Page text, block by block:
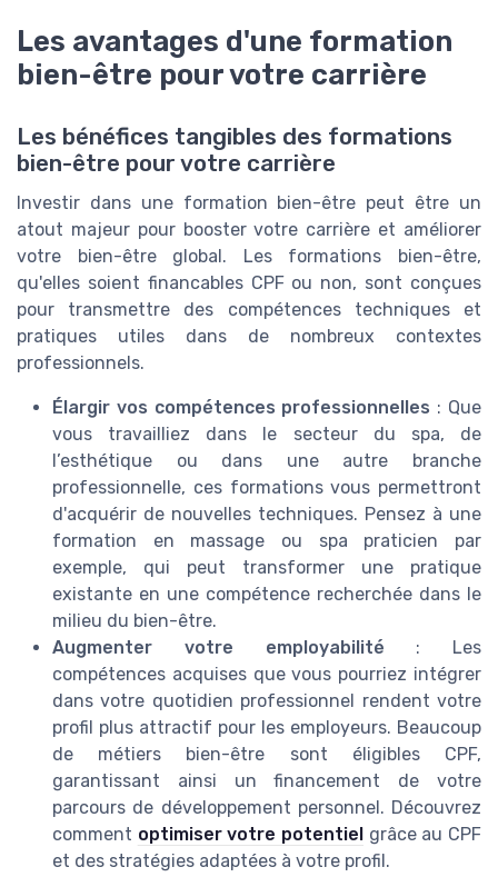
Les avantages d'une formation
bien-être pour votre carrière
Les bénéfices tangibles des formations
bien-être pour votre carrière
Investir dans une formation bien-être peut être un
atout majeur pour booster votre carrière et améliorer
votre bien-être global. Les formations bien-être,
qu'elles soient financables CPF ou non, sont conçues
pour transmettre des compétences techniques et
pratiques utiles dans de nombreux contextes
professionnels.
Élargir vos compétences professionnelles : Que
vous travailliez dans le secteur du spa, de
l’esthétique ou dans une autre branche
professionnelle, ces formations vous permettront
d'acquérir de nouvelles techniques. Pensez à une
formation en massage ou spa praticien par
exemple, qui peut transformer une pratique
existante en une compétence recherchée dans le
milieu du bien-être.
Augmenter votre employabilité : Les
compétences acquises que vous pourriez intégrer
dans votre quotidien professionnel rendent votre
profil plus attractif pour les employeurs. Beaucoup
de métiers bien-être sont éligibles CPF,
garantissant ainsi un financement de votre
parcours de développement personnel. Découvrez
comment optimiser votre potentiel grâce au CPF
et des stratégies adaptées à votre profil.